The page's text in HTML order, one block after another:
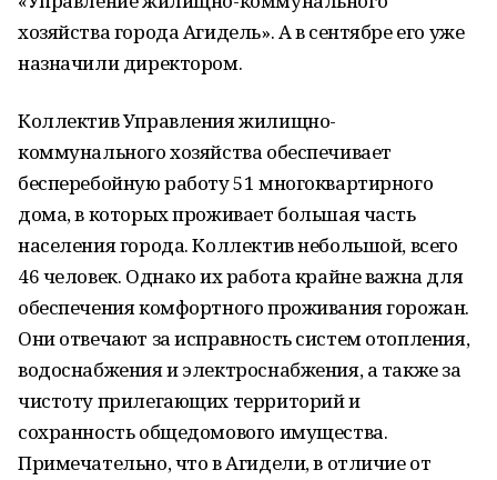
хозяйства города Агидель». А в сентябре его уже
назначили директором.
Коллектив Управления жилищно-
коммунального хозяйства обеспечивает
бесперебойную работу 51 многоквартирного
дома, в которых проживает большая часть
населения города. Коллектив небольшой, всего
46 человек. Однако их работа крайне важна для
обеспечения комфортного проживания горожан.
Они отвечают за исправность систем отопления,
водоснабжения и электроснабжения, а также за
чистоту прилегающих территорий и
сохранность общедомового имущества.
Примечательно, что в Агидели, в отличие от